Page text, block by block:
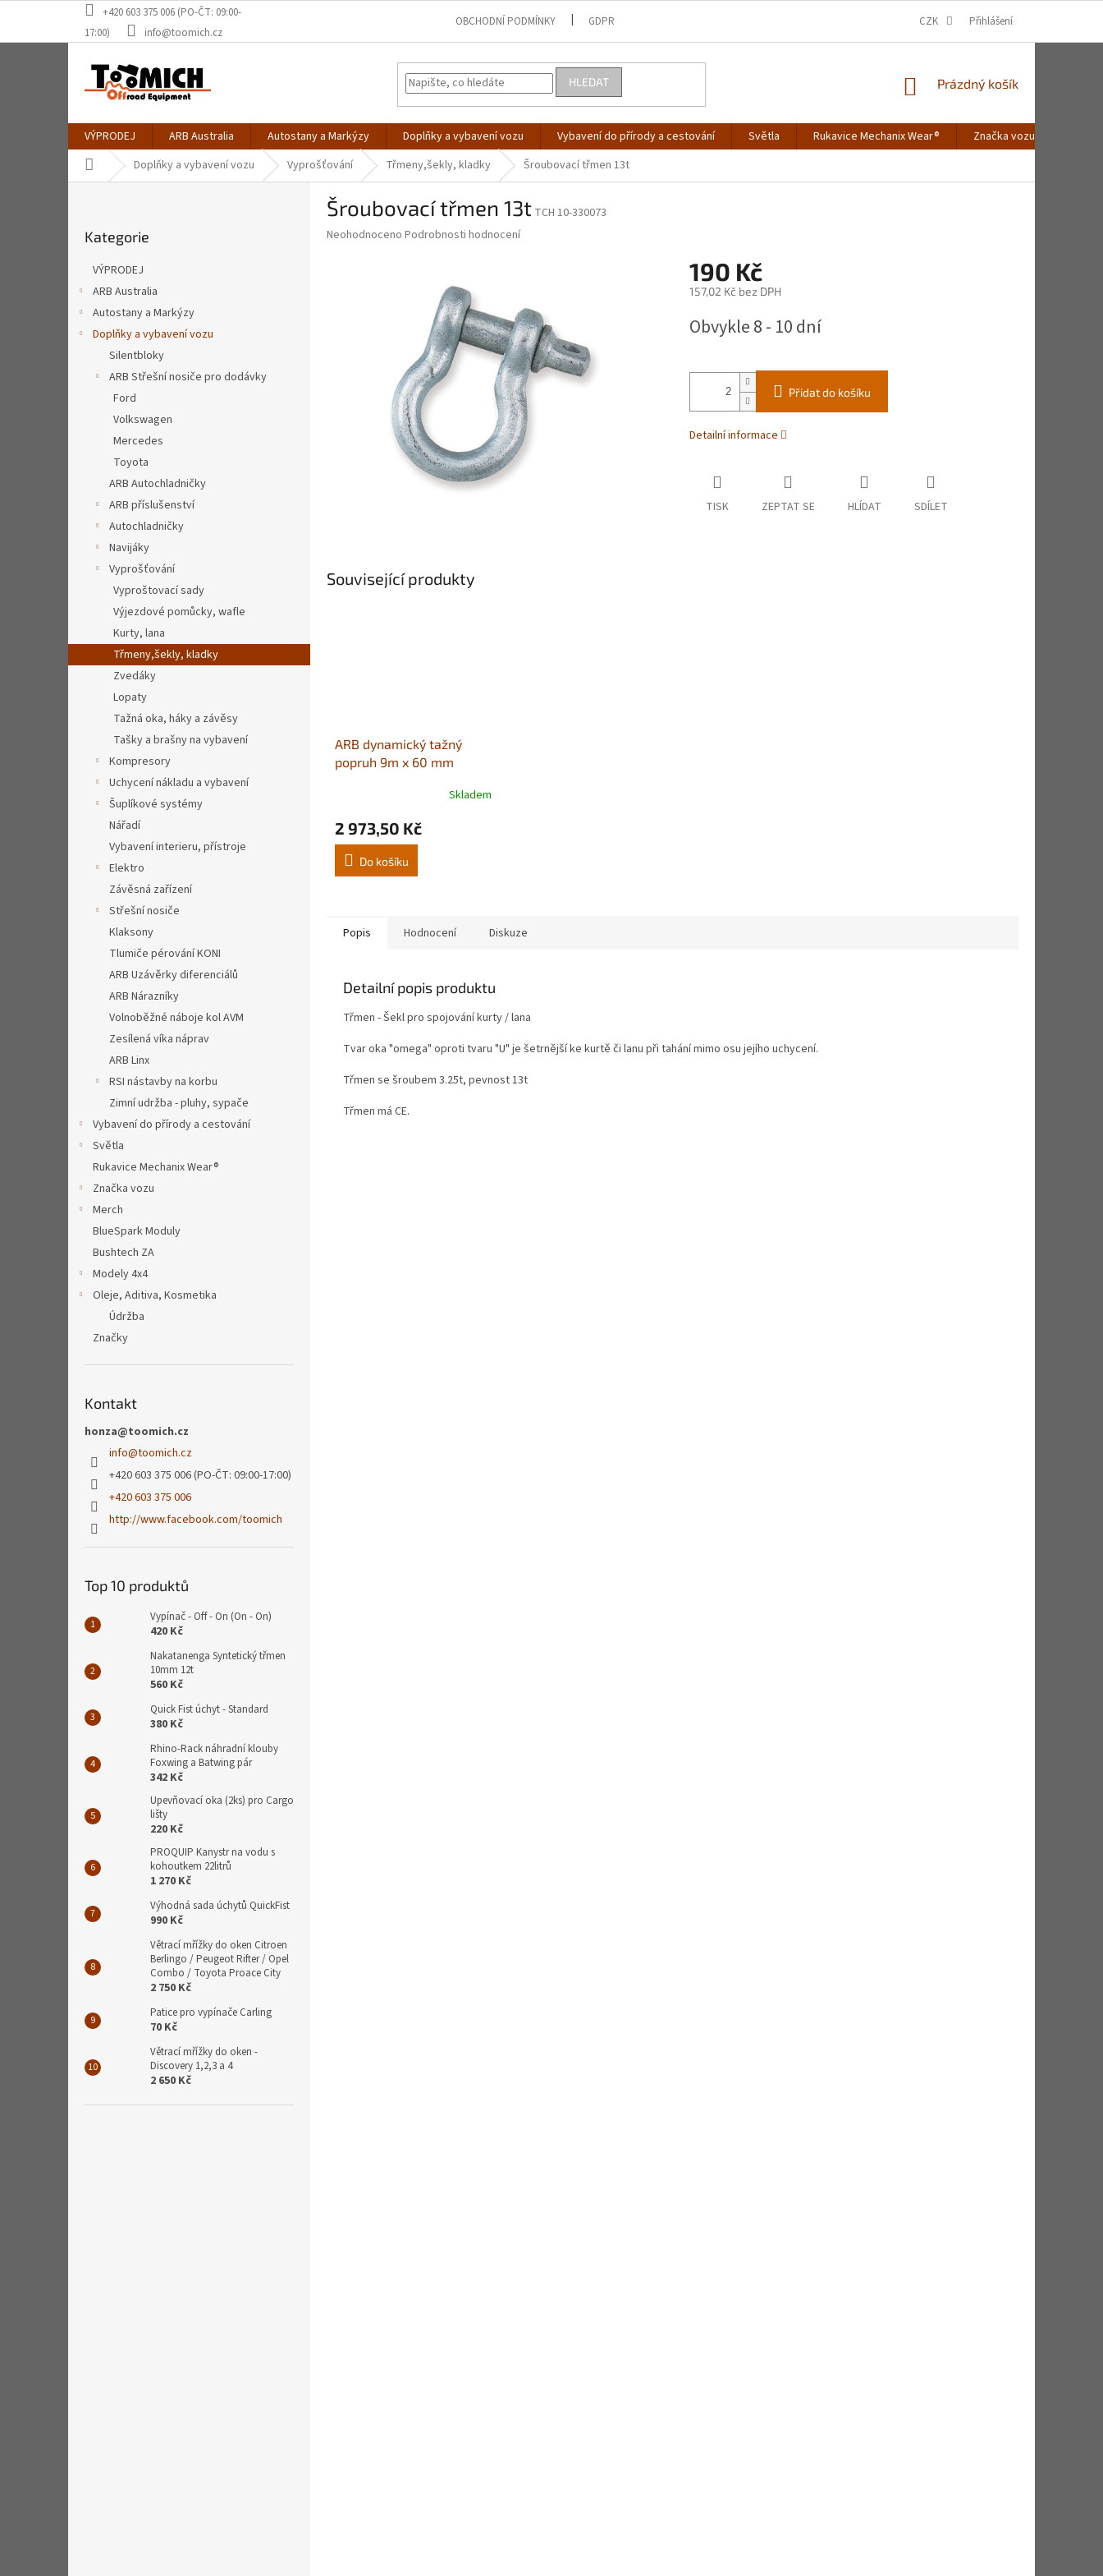
obsah
+420 603 375 006 (PO-ČT: 09:00-
17:00)
info@toomich.cz
OBCHODNÍ PODMÍNKY GDPR CZK Přihlášení
HLEDAT
NÁKUPNÍ
Prázdný košík
VÝPRODEJ ARB Australia Autostany a Markýzy Doplňky a vybavení vozu Vybavení do přírody a cestování Světla Rukavice Mechanix Wear® Značka vozu
Domů Doplňky a vybavení vozu Vyprošťování Třmeny,šekly, kladky Šroubovací třmen 13t
kategorie
Kategorie
VÝPRODEJ
ARB Australia
Autostany a Markýzy
Doplňky a vybavení vozu
Silentbloky
ARB Střešní nosiče pro dodávky
Ford
Volkswagen
Mercedes
Toyota
ARB Autochladničky
ARB příslušenství
Autochladničky
Navijáky
Vyprošťování
Vyproštovací sady
Výjezdové pomůcky, wafle
Kurty, lana
Třmeny,šekly, kladky
Zvedáky
Lopaty
Tažná oka, háky a závěsy
Tašky a brašny na vybavení
Kompresory
Uchycení nákladu a vybavení
Šuplíkové systémy
Nářadí
Vybavení interieru, přístroje
Elektro
Závěsná zařízení
Střešní nosiče
Klaksony
Tlumiče pérování KONI
ARB Uzávěrky diferenciálů
ARB Nárazníky
Volnoběžné náboje kol AVM
Zesílená víka náprav
ARB Linx
RSI nástavby na korbu
Zimní udržba - pluhy, sypače
Vybavení do přírody a cestování
Světla
Rukavice Mechanix Wear®
Značka vozu
Merch
BlueSpark Moduly
Bushtech ZA
Modely 4x4
Oleje, Aditiva, Kosmetika
Údržba
Značky
Kontakt
honza@toomich.cz
info@toomich.cz
+420 603 375 006 (PO-ČT: 09:00-17:00)
+420 603 375 006
http://www.facebook.com/toomich
Top 10 produktů
Vypínač - Off - On (On - On)
420 Kč
Nakatanenga Syntetický třmen
10mm 12t
560 Kč
Quick Fist úchyt - Standard
380 Kč
Rhino-Rack náhradní klouby
Foxwing a Batwing pár
342 Kč
Upevňovací oka (2ks) pro Cargo
lišty
220 Kč
PROQUIP Kanystr na vodu s
kohoutkem 22litrů
1 270 Kč
Výhodná sada úchytů QuickFist
990 Kč
Větrací mřížky do oken Citroen
Berlingo / Peugeot Rifter / Opel
Combo / Toyota Proace City
2 750 Kč
Patice pro vypínače Carling
70 Kč
Větrací mřížky do oken -
Discovery 1,2,3 a 4
2 650 Kč
Šroubovací třmen 13t TCH 10-330073
Průměrné
Neohodnoceno Podrobnosti hodnocení
190 Kč
157,02 Kč bez DPH
cena:
Obvykle 8 - 10 dní
Přidat do košíku
Detailní informace
TISK ZEPTAT SE HLÍDAT SDÍLET
Související produkty
ARB dynamický tažný
popruh 9m x 60 mm
Skladem
2 973,50 Kč
Do košíku
Popis Hodnocení Diskuze
Detailní popis produktu
Třmen - Šekl pro spojování kurty / lana
Tvar oka "omega" oproti tvaru "U" je šetrnější ke kurtě či lanu při tahání mimo osu jejího uchycení.
Třmen se šroubem 3.25t, pevnost 13t
Třmen má CE.